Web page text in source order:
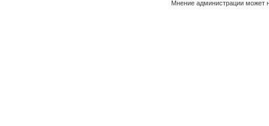
Мнение администрации может